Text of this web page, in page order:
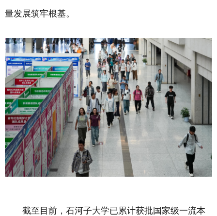
量发展筑牢根基。
截至目前，石河子大学已累计获批国家级一流本